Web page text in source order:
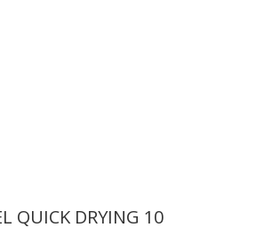
QUICK DRYING 10